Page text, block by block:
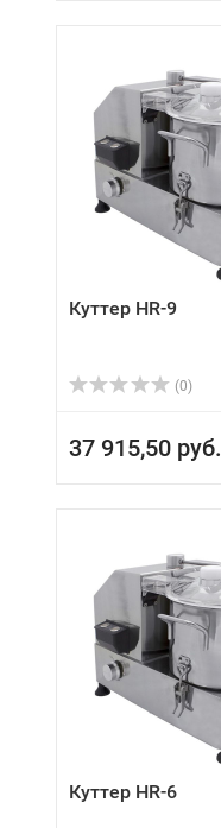
Куттер HR-9
(0)
37 915,50 руб.
Куттер HR-6